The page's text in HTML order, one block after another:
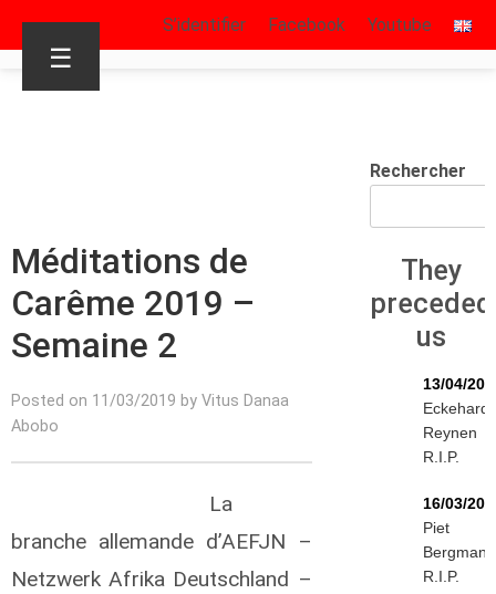
S’identifier Facebook Youtube
☰
Méditations de
Carême 2019 –
Semaine 2
Posted on 11/03/2019 by Vitus Danaa
Abobo
La
branche allemande d’AEFJN –
Netzwerk Afrika Deutschland –
Rechercher
They
preceded
us
13/04/
Eckehard
Reynen
R.I.P.
16/03/
Piet
Bergmann
R.I.P.